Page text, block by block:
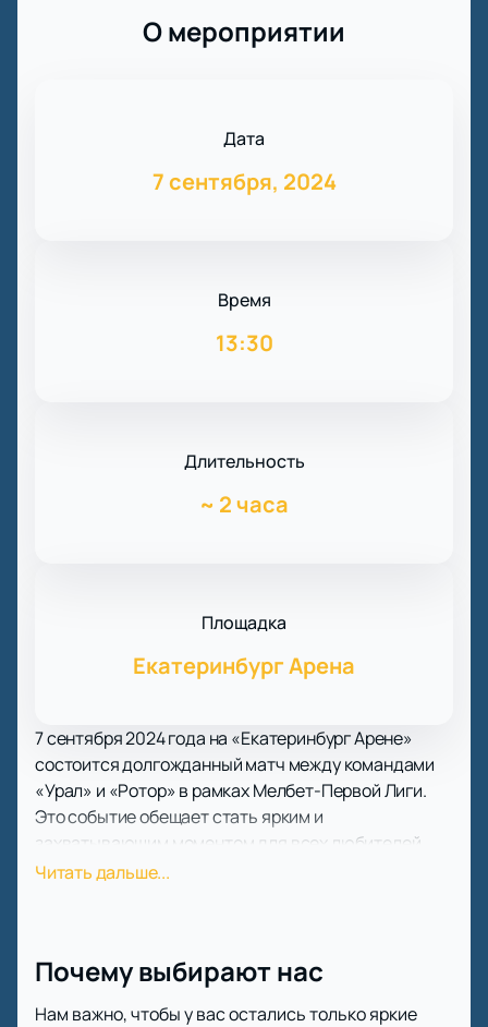
О мероприятии
Дата
7 сентября, 2024
Время
13:30
Длительность
~ 2 часа
Площадка
Екатеринбург Арена
7 сентября 2024 года на «Екатеринбург Арене»
состоится долгожданный матч между командами
«Урал» и «Ротор» в рамках Мелбет-Первой Лиги.
Это событие обещает стать ярким и
захватывающим моментом для всех любителей
футбола.
создания под названием «Уралмашстрой» при
Читать дальше...
Почему выбирают нас
Нам важно, чтобы у вас остались только яркие